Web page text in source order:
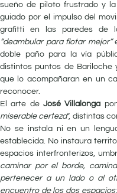
sueño de piloto frustrado y
guiado por el impulso del
grafitti en las paredes de
“deambular para flotar mejor”
doble paño para la vía
distintos puntos de Bariloche
que lo acompañaran en un
reconocer.
El arte deJosé Villalonga
miserable certeza”, distintas
No se instala ni en un
establecida. No instaura
espacios interfronterizos,
caminar por el borde,
pertenecer a un lado o al
encuentro de los dos